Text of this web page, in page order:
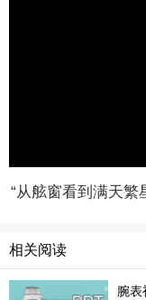
“从舷窗看到满天繁
相关阅读
腕表